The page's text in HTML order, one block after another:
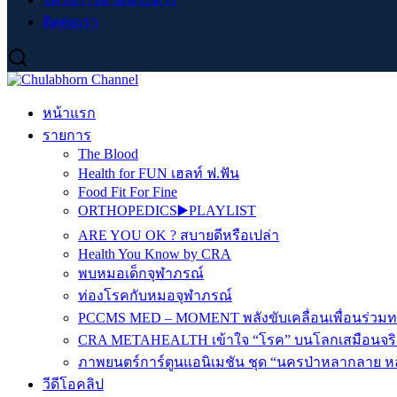
ติดต่อเรา
หน้าแรก
รายการ
The Blood
Health for FUN เฮลท์ ฟ.ฟัน
Food Fit For Fine
ORTHOPEDICS▶️PLAYLIST
ARE YOU OK ? สบายดีหรือเปล่า
Health You Know by CRA
พบหมอเด็กจุฬาภรณ์
ท่องโรคกับหมอจุฬาภรณ์
PCCMS MED – MOMENT พลังขับเคลื่อนเพื่อนร่วม
CRA METAHEALTH เข้าใจ “โรค” บนโลกเสมือนจริ
ภาพยนตร์การ์ตูนแอนิเมชัน ชุด “นครป่าหลากลาย ห
วีดีโอคลิป